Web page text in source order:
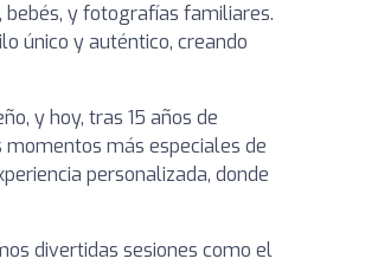
bebés, y fotografías familiares.
único y auténtico, creando
y hoy, tras 15 años de
más especiales de
personalizada, donde
divertidas sesiones como el